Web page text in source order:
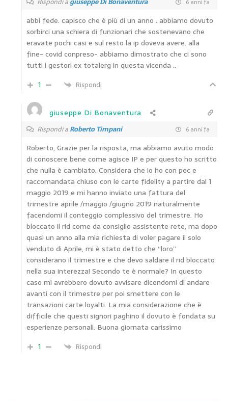
abbi fede. capisco che è più di un anno . abbiamo dovuto
sorbirci una schiera di funzionari che sostenevano che
eravate pochi casi e sul resto la ip doveva avere. alla
fine- covid conpreso- abbiamo dimostrato che ci sono
tutti i gestori ex totalerg in questa vicenda ..
1
Rispondi
giuseppe Di Bonaventura
Rispondi aRoberto Timpani 6 anni fa
Roberto, Grazie per la risposta, ma abbiamo avuto modo
di conoscere bene come agisce IP e per questo ho scritto
che nulla è cambiato. Considera che io ho con pec e
raccomandata chiuso con le carte fidelity a partire dal 1
maggio 2019 e mi hanno inviato una fattura del
trimestre aprile /maggio /giugno 2019 naturalmente
facendomi il conteggio complessivo del trimestre. Ho
bloccato il rid come da consiglio assistente rete, ma dopo
quasi un anno alla mia richiesta di voler pagare il solo
venduto di Aprile, mi è stato detto che “loro”
considerano il trimestre e che devo saldare il rid bloccato
nella sua interezza! Secondo te è normale? In questo
caso mi avrebbero dovuto avvisare dicendomi di andare
avanti con il trimestre per poi smettere con le
transazioni carte loyalti. La mia considerazione che è
difficile che questi signori paghino il dovuto è fondata su
esperienze personali. Buona giornata carissimo
1
Rispondi